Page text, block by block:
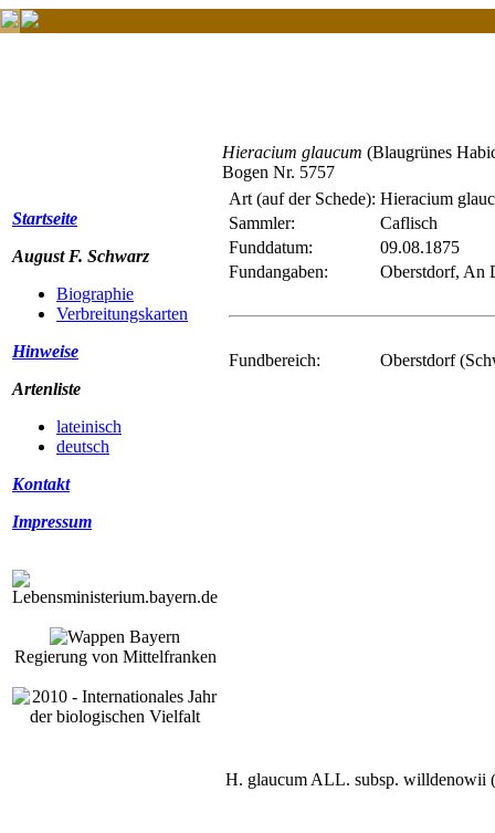
Startseite
August F. Schwarz
Biographie
Verbreitungskarten
Hinweise
Artenliste
lateinisch
deutsch
Kontakt
Impressum
Regierung von Mittelfranken
Hieracium glaucum (Blaugrünes
Bogen Nr. 5757
Art (auf der Schede): Hieracium
Sammler:
Caflisch
Funddatum:
09.08.1875
Fundangaben:
Oberstdorf, An
Fundbereich: Oberstdorf
H. glaucum ALL. subsp. willdenowii